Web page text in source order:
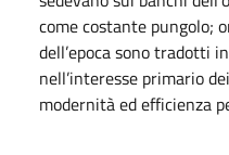
come costante pungolo;
dell’epoca sono tradotti
nell’interesse primario
modernità ed efficienza